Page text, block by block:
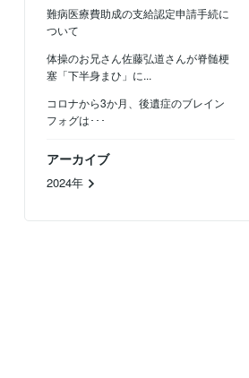
難病医療費助成の支給認定申請手続に
ついて
体操のお兄さん佐藤弘道さんが脊髄梗
塞「下半身まひ」に...
コロナから3か月、後遺症のブレイン
フォグは･･･
アーカイブ
2024年